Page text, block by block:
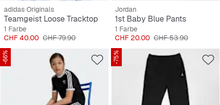
adidas Originals
Teamgeist Loose Tracktop
1 Farbe
Preis
CHF 40.00 Originalpreis
CHF 79.90
Jordan
1st Baby Blue Pants
1 Farbe
Preis
CHF 20.00 Originalpreis
CHF 53.90
-66% -75%